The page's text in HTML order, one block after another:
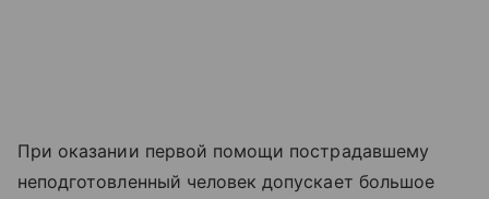
При оказании первой помощи пострадавшему
неподготовленный человек допускает большое